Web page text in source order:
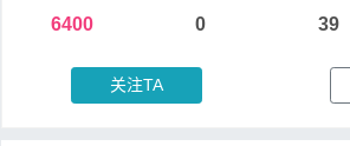
6400
0
39
关注TA